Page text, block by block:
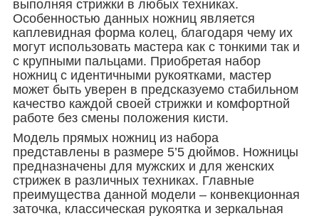
выполняя стрижки в любых техниках.
Особенностью данных ножниц является
каплевидная форма колец, благодаря чему их
могут использовать мастера как с тонкими так и
с крупными пальцами. Приобретая набор
ножниц с идентичными рукоятками, мастер
может быть уверен в предсказуемо стабильном
качество каждой своей стрижки и комфортной
работе без смены положения кисти.
Модель прямых ножниц из набора
представлены в размере 5’5 дюймов. Ножницы
предназначены для мужских и для женских
стрижек в различных техниках. Главные
преимущества данной модели – конвекционная
заточка, классическая рукоятка и зеркальная